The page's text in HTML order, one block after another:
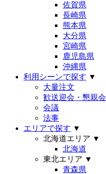
佐賀県
長崎県
熊本県
大分県
宮崎県
鹿児島県
沖縄県
利用シーンで探す ▼
大量注文
歓送迎会・懇親会
会議
法事
エリアで探す ▼
北海道エリア ▼
北海道
東北エリア ▼
青森県